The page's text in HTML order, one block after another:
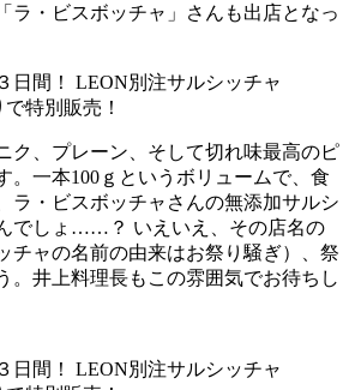
ラ・ビスボッチャ」さんも出店となっ
ク、プレーン、そして切れ味最高のピ
。一本100ｇというボリュームで、食
ラ・ビスボッチャさんの無添加サルシ
でしょ……？ いえいえ、その店名の
チャの名前の由来はお祭り騒ぎ）、祭
。井上料理長もこの雰囲気でお待ちし